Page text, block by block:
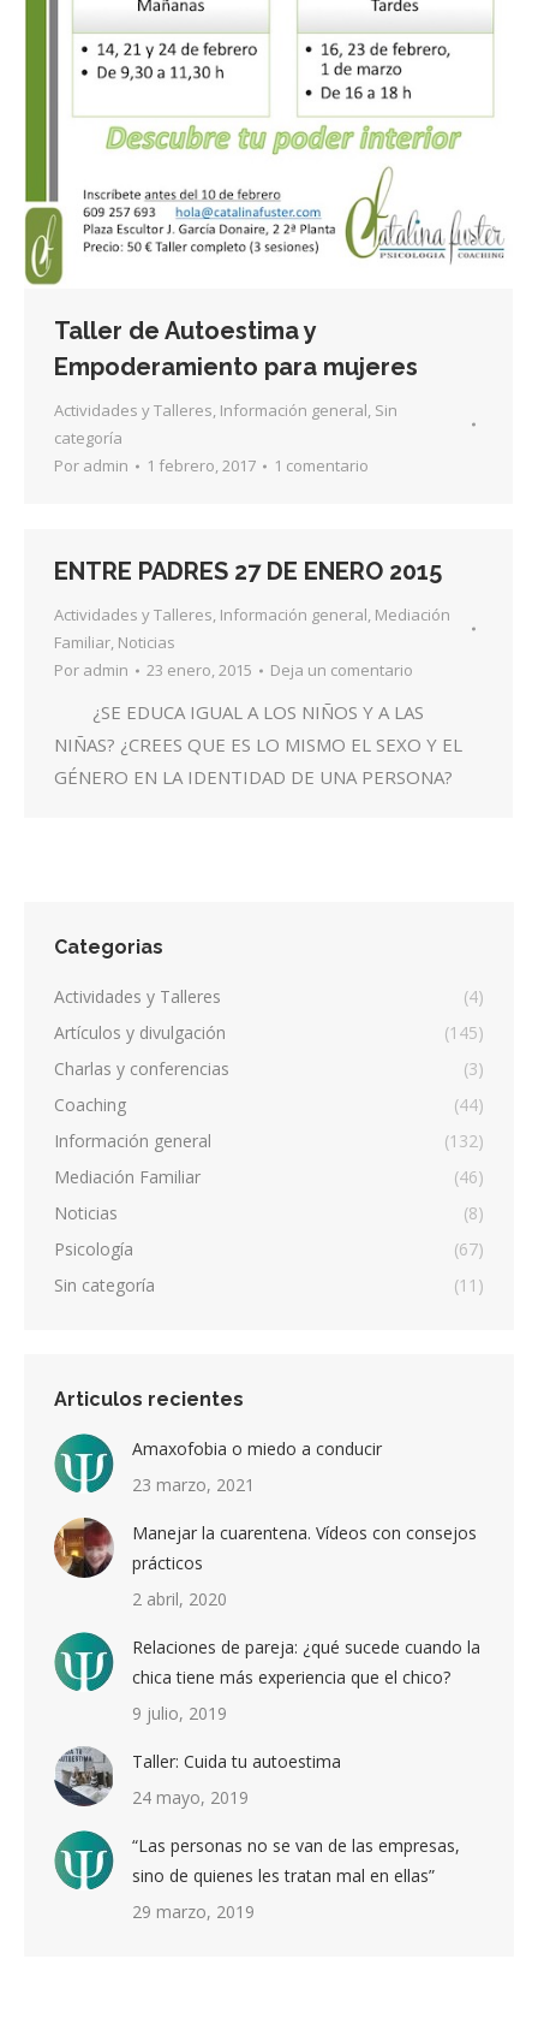
Taller de Autoestima y
Empoderamiento para mujeres
Actividades y Talleres, Información general, Sin
categoría
Por admin 1 febrero, 2017 1 comentario
ENTRE PADRES 27 DE ENERO 2015
Actividades y Talleres, Información general, Mediación
Familiar, Noticias
Por admin 23 enero, 2015 Deja un comentario
¿SE EDUCA IGUAL A LOS NIÑOS Y A LAS
NIÑAS? ¿CREES QUE ES LO MISMO EL SEXO Y EL
GÉNERO EN LA IDENTIDAD DE UNA PERSONA?
Categorias
Actividades y Talleres
(4)
Artículos y divulgación
(145)
Charlas y conferencias
(3)
Coaching
(44)
Información general
(132)
Mediación Familiar
(46)
Noticias
(8)
Psicología
(67)
Sin categoría
(11)
Articulos recientes
Amaxofobia o miedo a conducir
23 marzo, 2021
Manejar la cuarentena. Vídeos con consejos
prácticos
2 abril, 2020
Relaciones de pareja: ¿qué sucede cuando la
chica tiene más experiencia que el chico?
9 julio, 2019
Taller: Cuida tu autoestima
24 mayo, 2019
“Las personas no se van de las empresas,
sino de quienes les tratan mal en ellas”
29 marzo, 2019